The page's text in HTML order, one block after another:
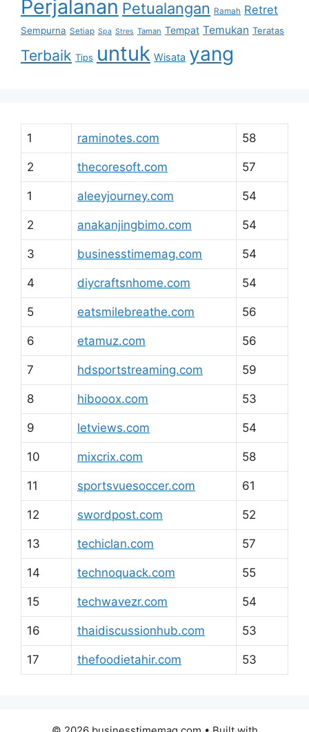
Perjalanan Petualangan Ramah Retret
Sempurna Setiap Spa Stres Taman Tempat Temukan Teratas
Terbaik Tips untuk Wisata yang
1 raminotes.com 58
2 thecoresoft.com 57
1 aleeyjourney.com 54
2 anakanjingbimo.com 54
3 businesstimemag.com 54
4 diycraftsnhome.com 54
5 eatsmilebreathe.com 56
6 etamuz.com 56
7 hdsportstreaming.com 59
8 hibooox.com 53
9 letviews.com 54
10 mixcrix.com 58
11 sportsvuesoccer.com 61
12 swordpost.com 52
13 techiclan.com 57
14 technoquack.com 55
15 techwavezr.com 54
16 thaidiscussionhub.com 53
17 thefoodietahir.com 53